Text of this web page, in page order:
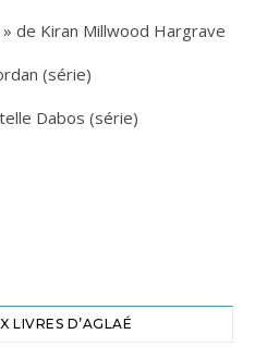
de Kiran Millwood Hargrave
(série)
Dabos (série)
LIVRES D’AGLAÉ